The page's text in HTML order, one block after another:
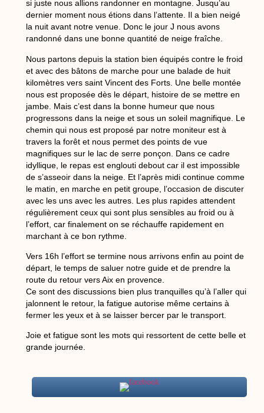
si juste nous allions randonner en montagne. Jusqu’au
dernier moment nous étions dans l’attente. Il a bien neigé
la nuit avant notre venue. Donc le jour J nous avons
randonné dans une bonne quantité de neige fraîche.
Nous partons depuis la station bien équipés contre le froid
et avec des bâtons de marche pour une balade de huit
kilomètres vers saint Vincent des Forts. Une belle montée
nous est proposée dès le départ, histoire de se mettre en
jambe. Mais c’est dans la bonne humeur que nous
progressons dans la neige et sous un soleil magnifique. Le
chemin qui nous est proposé par notre moniteur est à
travers la forêt et nous permet des points de vue
magnifiques sur le lac de serre ponçon. Dans ce cadre
idyllique, le repas est englouti debout car il est impossible
de s’asseoir dans la neige. Et l’après midi continue comme
le matin, en marche en petit groupe, l’occasion de discuter
avec les uns avec les autres. Les plus rapides attendent
régulièrement ceux qui sont plus sensibles au froid ou à
l’effort, car finalement on se réchauffe rapidement en
marchant à ce bon rythme.
Vers 16h l’effort se termine nous arrivons enfin au point de
départ, le temps de saluer notre guide et de prendre la
route du retour vers Aix en provence.
Ce sont des discussions bien plus tranquilles qu’à l’aller qui
jalonnent le retour, la fatigue autorise même certains à
fermer les yeux et à se laisser bercer par le transport.
Joie et fatigue sont les mots qui ressortent de cette belle et
grande journée.